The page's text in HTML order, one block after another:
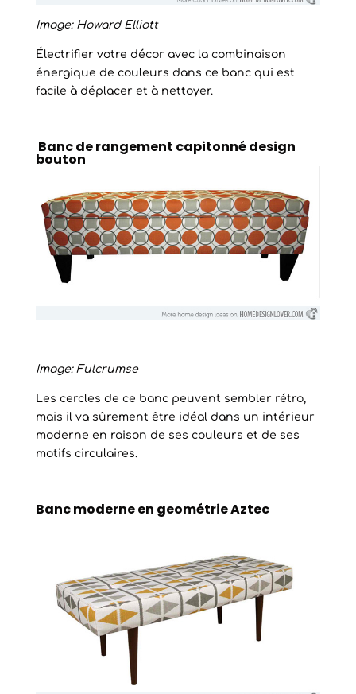
Image: Howard Elliott
Électrifier votre décor avec la combinaison
énergique de couleurs dans ce banc qui est
facile à déplacer et à nettoyer.
Banc de rangement capitonné design
bouton
Image: Fulcrumse
Les cercles de ce banc peuvent sembler rétro,
mais il va sûrement être idéal dans un intérieur
moderne en raison de ses couleurs et de ses
motifs circulaires.
Banc moderne en geométrie Aztec